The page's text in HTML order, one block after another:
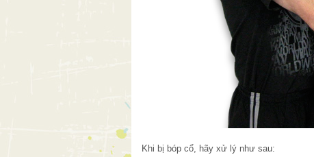
Khi bị bóp cổ, hãy xử lý như sau: